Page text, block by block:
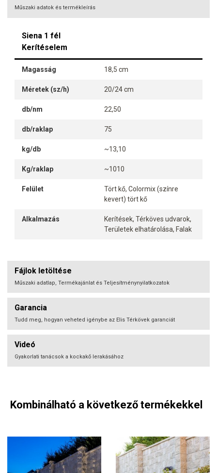
Műszaki adatok és termékleírás
Siena 1 fél
Kerítéselem
Magasság 18,5 cm
Méretek (sz/h) 20/24 cm
db/nm 22,50
db/raklap 75
kg/db ~13,10
Kg/raklap ~1010
Felület
Tört kő, Colormix (színre
kevert) tört kő
Alkalmazás
Kerítések, Térköves udvarok,
Területek elhatárolása, Falak
Fájlok letöltése
Műszaki adatlap, Termékajánlat és Teljesítménynyilatkozatok
Garancia
Tudd meg, hogyan veheted igénybe az Elis Térkövek garanciát
Videó
Gyakorlati tanácsok a kockakő lerakásához
Kombinálható a következő termékekkel